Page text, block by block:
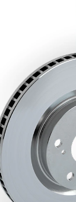
17 mm
pistoane
Diametru
exterior
240 mm
6
centrare
60 mm
Ø
100 mm
acoperit